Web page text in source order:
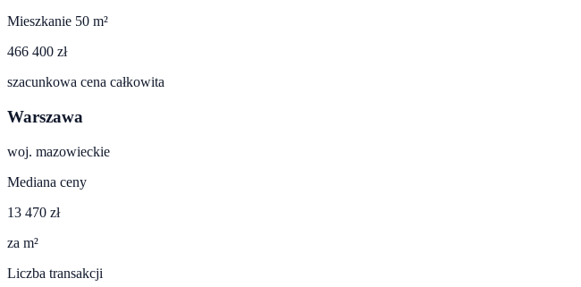
Mieszkanie 50 m²
466 400 zł
szacunkowa cena całkowita
Warszawa
woj. mazowieckie
Mediana ceny
13 470 zł
za m²
Liczba transakcji